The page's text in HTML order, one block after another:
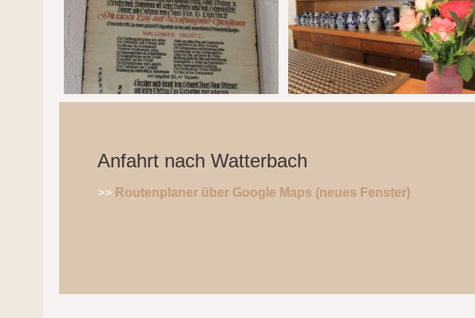
Anfahrt nach Watterbach
>> Routenplaner über Google Maps (neues Fenster)